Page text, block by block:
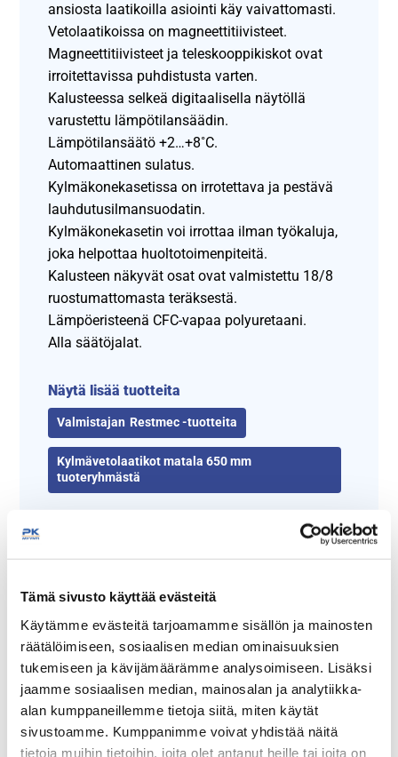
Tämä sivusto käyttää evästeitä
Käytämme evästeitä tarjoamamme sisällön ja mainosten
räätälöimiseen, sosiaalisen median ominaisuuksien
tukemiseen ja kävijämäärämme analysoimiseen. Lisäksi
jaamme sosiaalisen median, mainosalan ja analytiikka-
alan kumppaneillemme tietoja siitä, miten käytät
sivustoamme. Kumppanimme voivat yhdistää näitä
tietoja muihin tietoihin, joita olet antanut heille tai joita on
ansiosta laatikoilla asiointi käy vaivattomasti.
Vetolaatikoissa on magneettitiivisteet.
Magneettitiivisteet ja teleskooppikiskot ovat
irroitettavissa puhdistusta varten.
Kalusteessa selkeä digitaalisella näytöllä
varustettu lämpötilansäädin.
Lämpötilansäätö +2…+8˚C.
Automaattinen sulatus.
Kylmäkonekasetissa on irrotettava ja pestävä
lauhdutusilmansuodatin.
Kylmäkonekasetin voi irrottaa ilman työkaluja,
joka helpottaa huoltotoimenpiteitä.
Kalusteen näkyvät osat ovat valmistettu 18/8
ruostumattomasta teräksestä.
Lämpöeristeenä CFC-vapaa polyuretaani.
Alla säätöjalat.
Näytä lisää tuotteita
Restmec -tuotteita
Kylmävetolaatikot matala 650 mm
tuoteryhmästä
Tämäkin laite sopivasti